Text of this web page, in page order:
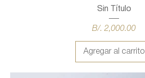
Sin Título
Precio
B/. 2,000.00
Agregar al carrito